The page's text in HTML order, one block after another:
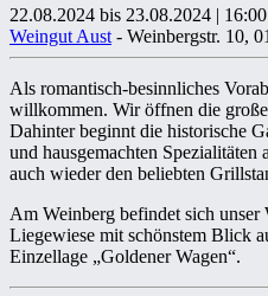
22.08.2024 bis 23.08.2024 |
Weingut Aust - Weinbergstr. 10,
Als romantisch-besinnliches
willkommen. Wir öffnen die
Dahinter beginnt die historische
und hausgemachten Spezialitäten
auch wieder den beliebten
Am Weinberg befindet sich unser
Liegewiese mit schönstem Blick
Einzellage „Goldener Wagen“.